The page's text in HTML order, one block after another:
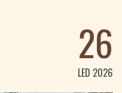
26
LED 2026